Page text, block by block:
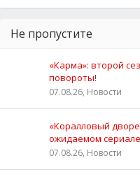
Не пропустите
«Карма»: второй
повороты!
07.08.26, Новости
«Коралловый
ожидаемом
07.08.26, Новости